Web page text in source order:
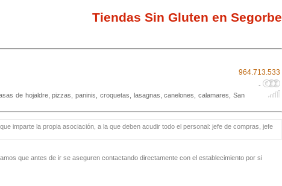
Tiendas Sin Gluten en Segorbe
964.713.533
-
de hojaldre, pizzas, paninis, croquetas, lasagnas, canelones, calamares, San
imparte la propia asociación, a la que deben acudir todo el personal: jefe de compras, jefe
que antes de ir se aseguren contactando directamente con el establecimiento por si